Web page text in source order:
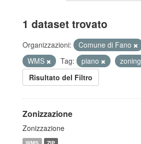
1 dataset trovato
Organizzazioni: Comune di Fano
WMS
Tag: piano
zoning
Risultato del Filtro
Zonizzazione
Zonizzazione